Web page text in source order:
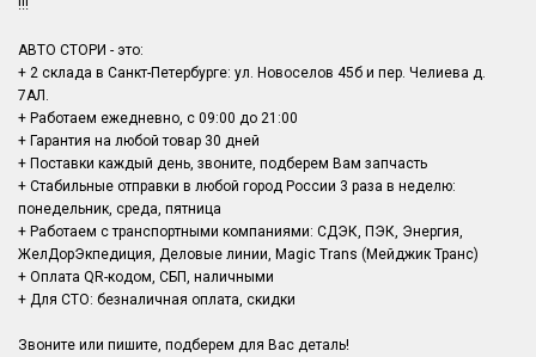
!!!
АВТО СТОРИ - это:
+ 2 склада в Санкт-Петербурге: ул. Новоселов 45б и пер. Челиева д.
7АЛ.
+ Работаем ежедневно, с 09:00 до 21:00
+ Гарантия на любой товар 30 дней
+ Поставки каждый день, звоните, подберем Вам запчасть
+ Стабильные отправки в любой город России 3 раза в неделю:
понедельник, среда, пятница
+ Работаем с транспортными компаниями: СДЭК, ПЭК, Энергия,
ЖелДорЭкпедиция, Деловые линии, Magic Trans (Мейджик Транс)
+ Оплата QR-кодом, СБП, наличными
+ Для СТО: безналичная оплата, скидки